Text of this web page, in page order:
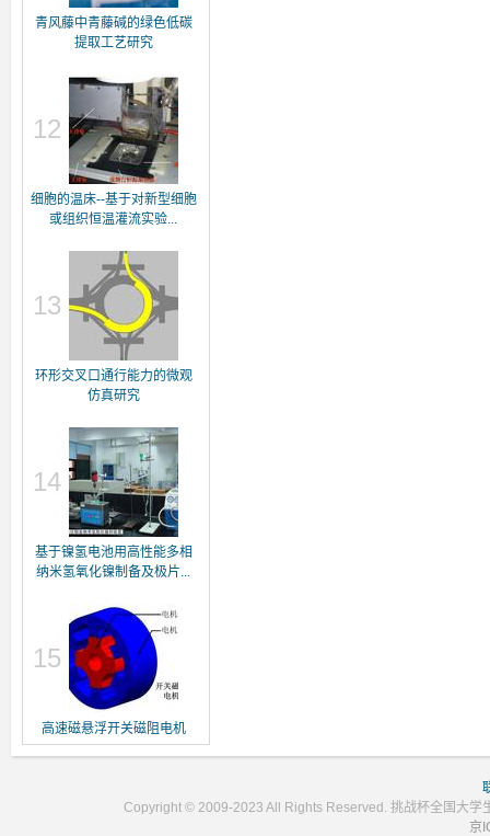
青风藤中青藤碱的绿色低碳
提取工艺研究
12
细胞的温床--基于对新型细胞
或组织恒温灌流实验...
13
环形交叉口通行能力的微观
仿真研究
14
基于镍氢电池用高性能多相
纳米氢氧化镍制备及极片...
15
高速磁悬浮开关磁阻电机
Copyright © 2009-2023 All Rights Reserved. 挑战杯全国大学
京